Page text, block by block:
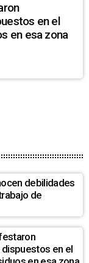
en el
en esa zona
debilidades
de
en el